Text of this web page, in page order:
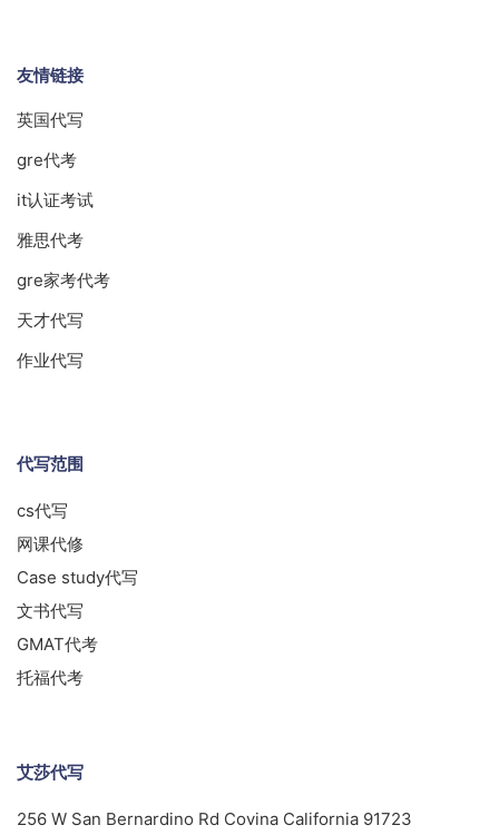
友情链接
英国代写
gre代考
it认证考试
雅思代考
gre家考代考
天才代写
作业代写
代写范围
cs代写
网课代修
Case study代写
文书代写
GMAT代考
托福代考
艾莎代写
256 W San Bernardino Rd Covina California 91723